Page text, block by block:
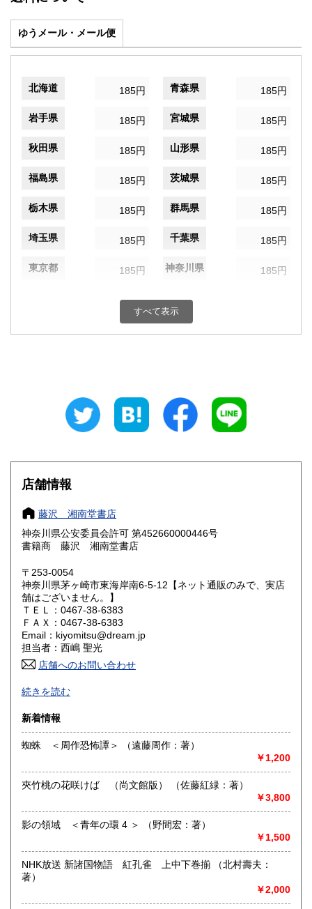
ゆうメール・メール便
北海道 185円 青森県 185円
岩手県 185円 宮城県 185円
秋田県 185円 山形県 185円
福島県 185円 茨城県 185円
栃木県 185円 群馬県 185円
埼玉県 185円 千葉県 185円
東京都 185円 神奈川県 185円
185円 富山県
185円 三重県
大阪府
奈良県
鳥取県 185円 島根県
岡山県
山口県
香川県 185円
高知県 185円
佐賀県
熊本県
宮崎県 185円 鹿児島県
185円
すべて表示
店舗情報
藤沢 湘南堂書店
神奈川県公安委員会許可 第452660000446号
書籍商 藤沢 湘南堂書店
〒253-0054
神奈川県茅ヶ崎市東海岸南6-5-12【ネット通販のみで、実店
舗はございません。】
ＴＥＬ：0467-38-6383
ＦＡＸ：0467-38-6383
Email：kiyomitsu@dream.jp
担当者：西嶋 聖光
店舗へのお問い合わせ
良書・古書とサブカルチャーの陰と陽。国史・軍事・宗教・
文芸・芸能・美術・工芸・趣味書より、CD・DVD・古書漫
の新旧書籍とおもちゃ混在乱舞のちらし寿司書店。江戸のト
ッピングもあります。
最寄駅：茅ヶ崎駅
営業時間：平日・祝日:9:00～15:00 土日:休日【※7月23日
(木)は臨時休業日とさせて頂きます。 ご不便をお掛けいたし
まして誠に申し訳ございません。】
定休日：土曜日・日曜日
書籍の買取について
-
取り扱い分野
続きを読む
新着情報
蜘蛛 ＜周作恐怖譚＞ （遠藤周作：著）
￥1,200
夾竹桃の花咲けば （尚文館版） （佐藤紅緑：著）
￥3,800
影の領域 ＜青年の環 4 ＞ （野間宏：著）
￥1,500
NHK放送 新諸国物語 紅孔雀 上中下巻揃 （北村壽夫：
著）
￥2,000